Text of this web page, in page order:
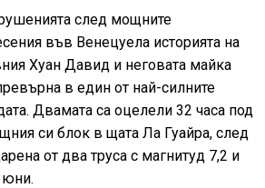
след мощните
във Венецуела историята на
Хуан Давид и неговата майка
в един от най-силните
Двамата са оцелели 32 часа под
си блок в щата Ла Гуайра, след
от два труса с магнитуд 7,2 и
юни.